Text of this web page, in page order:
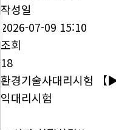
작성일
2026-07-09 15:10
조회
18
환경기술사대리시험
익대리시험